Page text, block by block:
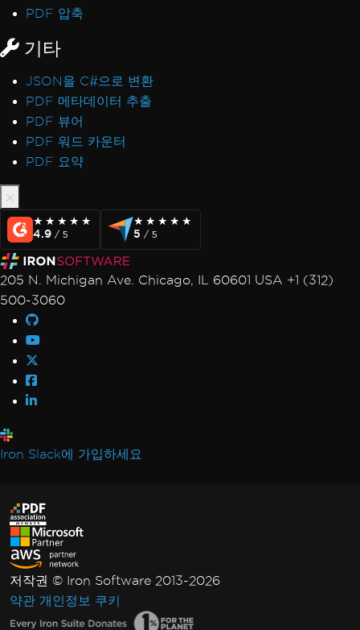
PDF 압축
기타
JSON을 C#으로 변환
PDF 메타데이터 추출
PDF 뷰어
PDF 워드 카운터
PDF 요약
★★★★★
★★★★★
4.9 / 5
★★★★★
★★★★★
5 / 5
205 N. Michigan Ave. Chicago, IL 60601 USA +1 (312)
500-3060
Iron Slack에 가입하세요
저작권 © Iron Software 2013-2026
약관 개인정보 쿠키